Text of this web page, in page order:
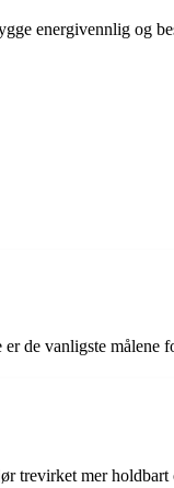
energivennlig og
de vanligste målene
trevirket mer holdbart